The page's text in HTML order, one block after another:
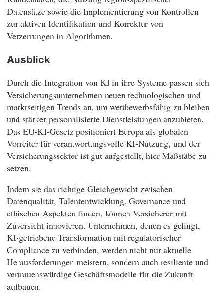
Datensätze sowie die Implementierung von Kontrollen
zur aktiven Identifikation und Korrektur von
Verzerrungen in Algorithmen.
Ausblick
Durch die Integration von KI in ihre Systeme passen sich
Versicherungsunternehmen neuen technologischen und
marktseitigen Trends an, um wettbewerbsfähig zu bleiben
und stärker personalisierte Dienstleistungen anzubieten.
Das EU-KI-Gesetz positioniert Europa als globalen
Vorreiter für verantwortungsvolle KI-Nutzung, und der
Versicherungssektor ist gut aufgestellt, hier Maßstäbe zu
setzen.
Indem sie das richtige Gleichgewicht zwischen
Datenqualität, Talententwicklung, Governance und
ethischen Aspekten finden, können Versicherer mit
Zuversicht innovieren. Unternehmen, denen es gelingt,
KI-getriebene Transformation mit regulatorischer
Compliance zu verbinden, werden nicht nur aktuelle
Herausforderungen meistern, sondern auch resiliente und
vertrauenswürdige Geschäftsmodelle für die Zukunft
aufbauen.